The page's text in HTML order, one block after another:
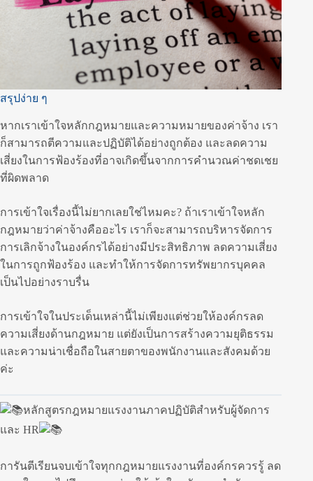
สรุปง่าย ๆ
หากเราเข้าใจหลักกฎหมายและความหมายของค่าจ้าง เรา
ก็สามารถตีความและปฏิบัติได้อย่างถูกต้อง และลดความ
เสี่ยงในการฟ้องร้องที่อาจเกิดขึ้นจากการคำนวณค่าชดเชย
ที่ผิดพลาด
การเข้าใจเรื่องนี้ไม่ยากเลยใช่ไหมคะ? ถ้าเราเข้าใจหลัก
กฎหมายว่าค่าจ้างคืออะไร เราก็จะสามารถบริหารจัดการ
การเลิกจ้างในองค์กรได้อย่างมีประสิทธิภาพ ลดความเสี่ยง
ในการถูกฟ้องร้อง และทำให้การจัดการทรัพยากรบุคคล
เป็นไปอย่างราบรื่น
การเข้าใจในประเด็นเหล่านี้ไม่เพียงแต่ช่วยให้องค์กรลด
ความเสี่ยงด้านกฎหมาย แต่ยังเป็นการสร้างความยุติธรรม
และความน่าเชื่อถือในสายตาของพนักงานและสังคมด้วย
ค่ะ
หลักสูตรกฎหมายแรงงานภาคปฏิบัติสำหรับผู้จัดการ
และ HR
การันตีเรียนจบเข้าใจทุกกฎหมายแรงงานที่องค์กรควรรู้ ลด